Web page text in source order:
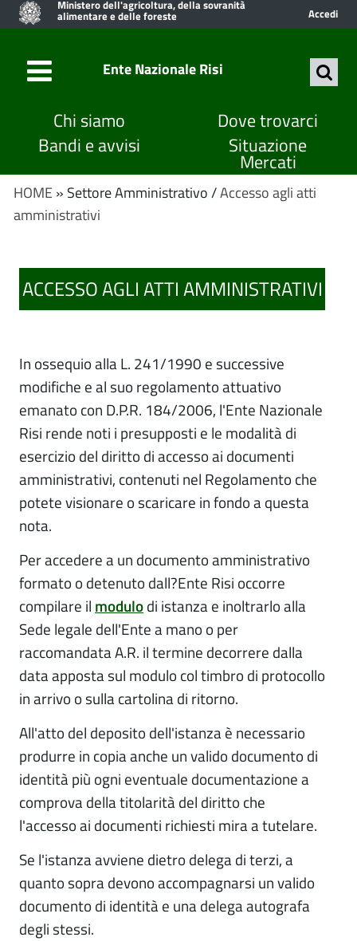
Ministero dell'agricoltura, della sovranità
alimentare e delle foreste Accedi
Ente Nazionale Risi
Chi siamo
Dove trovarci
Bandi e avvisi
Situazione
Mercati
HOME » Settore Amministrativo /Accesso agli atti
amministrativi
ACCESSO AGLI ATTI AMMINISTRATIVI
In ossequio alla L. 241/1990 e successive
modifiche e al suo regolamento attuativo
emanato con D.P.R. 184/2006, l'Ente Nazionale
Risi rende noti i presupposti e le modalità di
esercizio del diritto di accesso ai documenti
amministrativi, contenuti nel Regolamento che
potete visionare o scaricare in fondo a questa
nota.
Per accedere a un documento amministrativo
formato o detenuto dall?Ente Risi occorre
compilare il modulodi istanza e inoltrarlo alla
Sede legale dell'Ente a mano o per
raccomandata A.R. il termine decorrere dalla
data apposta sul modulo col timbro di protocollo
in arrivo o sulla cartolina di ritorno.
All'atto del deposito dell'istanza è necessario
produrre in copia anche un valido documento di
identità più ogni eventuale documentazione a
comprova della titolarità del diritto che
l'accesso ai documenti richiesti mira a tutelare.
Se l'istanza avviene dietro delega di terzi, a
quanto sopra devono accompagnarsi un valido
documento di identità e una delega autografa
degli stessi.